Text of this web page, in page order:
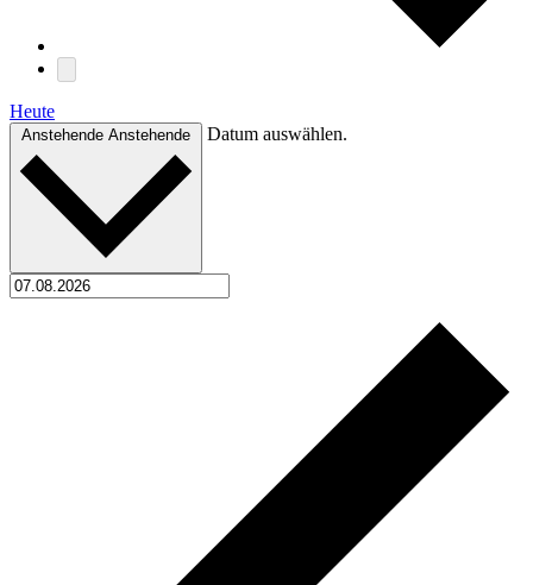
Heute
Anstehende Anstehende Datum auswählen.